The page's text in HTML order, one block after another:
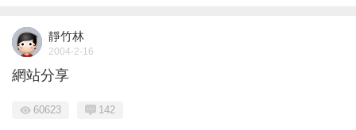
靜竹林
2004-2-16
網站分享
60623 142